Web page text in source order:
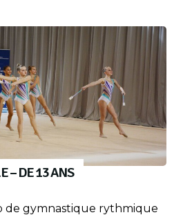
– DE 13 ANS
de gymnastique rythmique